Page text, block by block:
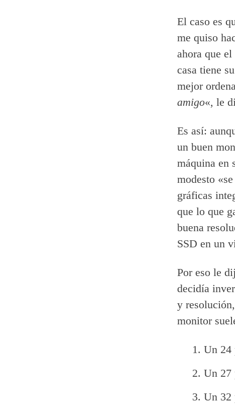
El caso es
me quiso
ahora que
casa tiene
mejor
amigo«, le
Es así:
un buen
máquina en
modesto
gráficas
que lo que
buena
SSD en un
Por eso le
decidía
y
monitor
Un 24
Un 27
Un 32